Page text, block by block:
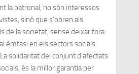
la patronal, no són interessos
sinó que s’obren als
de la societat, sense deixar fora
èmfasi en els sectors socials
solidaritat del conjunt d’afectats
és la millor garantia per